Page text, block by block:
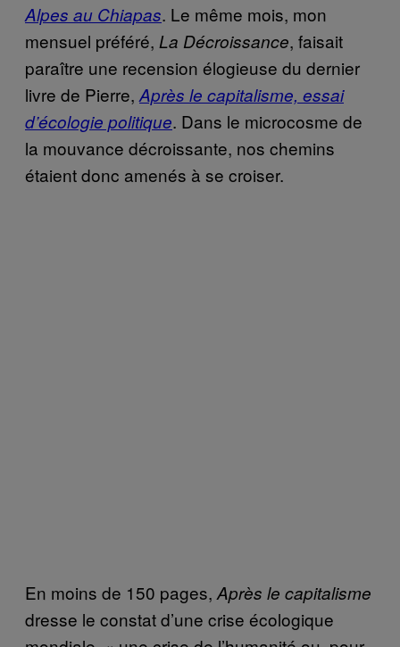
Alpes au Chiapas. Le même mois, mon
mensuel préféré, La Décroissance, faisait
paraître une recension élogieuse du dernier
livre de Pierre, Après le capitalisme, essai
d’écologie politique. Dans le microcosme de
la mouvance décroissante, nos chemins
étaient donc amenés à se croiser.
En moins de 150 pages, Après le capitalisme
dresse le constat d’une crise écologique